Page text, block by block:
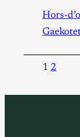
Hors-
1 2